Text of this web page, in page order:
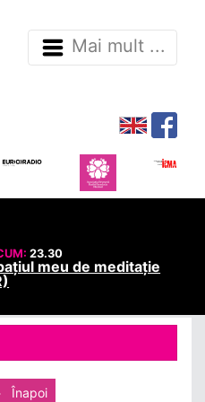
Mai mult ...
23.30
meu de meditație
Înapoi